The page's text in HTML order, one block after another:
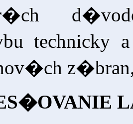
technicky
z�bran,